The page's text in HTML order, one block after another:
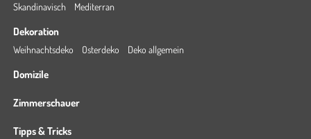
Skandinavisch
Mediterran
Dekoration
Weihnachtsdeko Osterdeko Deko allgemein
Domizile
Zimmerschauer
Tipps & Tricks